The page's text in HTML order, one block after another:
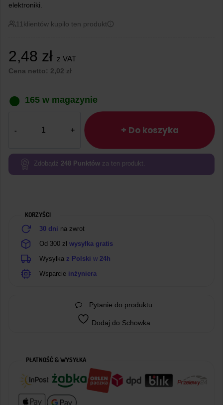
elektroniki.
11 klientów kupiło ten produkt
2,48 zł z VAT
Cena netto: 2,02 zł
165 w magazynie
JST-
XH
+ Do koszyka
Zdobądź 248 Punktów za ten produkt.
KORZYŚCI
30 dni na zwrot
Od 300 zł wysyłka gratis
Wysyłka z Polski w 24h
Wsparcie inżyniera
Pytanie do produktu
Dodaj do Schowka
PŁATNOŚĆ & WYSYŁKA